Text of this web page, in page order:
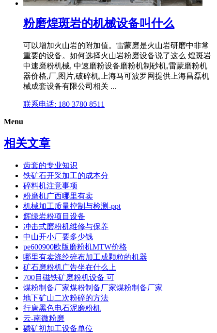
粉磨煌斑岩的机械设备叫什么
可以增加火山岩的附加值。雷蒙磨是火山岩研磨中非常
重要的设备。如何选择火山岩粉磨设备说了这么 煌斑岩
中速磨粉机械, 中速磨粉设备磨粉机制砂机,雷蒙磨粉机
器价格,厂,图片,破碎机,上海马可波罗网提供上海昌磊机
械成套设备有限公司相关 ...
联系电话: 180 3780 8511
Menu
相关文章
齿套的专业知识
铁矿石开采加工的成本分
碎料机注意事项
粉磨机广西哪里有卖
机械加工质量控制与检测-ppt
辉绿岩粉项目设备
冲击式磨粉机维修与保养
中山开小厂要多少钱
pe600900欧版磨粉机MTW价格
哪里有卖涤纶碎布加工成颗粒的机器
矿石磨粉机广告坐在什么上
700目磁铁矿磨粉机设备 可
煤粉制备厂家煤粉制备厂家煤粉制备厂家
地下矿山二次粉碎的方法
行唐黑色电石泥磨粉机
云-南微粉磨
磷矿初加工设备单位